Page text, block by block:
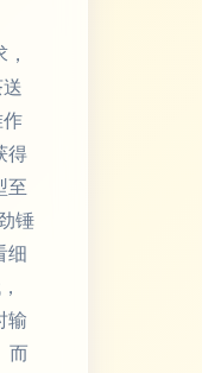
得
至
锤
细
输
而